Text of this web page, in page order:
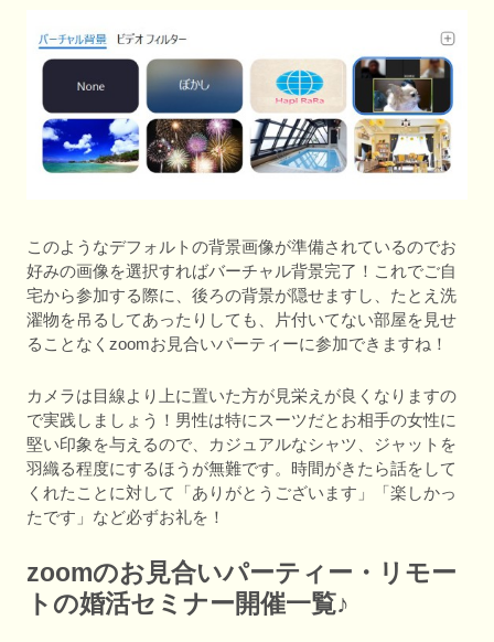
このようなデフォルトの背景画像が準備されているのでお
好みの画像を選択すればバーチャル背景完了！これでご自
宅から参加する際に、後ろの背景が隠せますし、たとえ洗
濯物を吊るしてあったりしても、片付いてない部屋を見せ
ることなくzoomお見合いパーティーに参加できますね！
カメラは目線より上に置いた方が見栄えが良くなりますの
で実践しましょう！男性は特にスーツだとお相手の女性に
堅い印象を与えるので、カジュアルなシャツ、ジャットを
羽織る程度にするほうが無難です。時間がきたら話をして
くれたことに対して「ありがとうございます」「楽しかっ
たです」など必ずお礼を！
zoomのお見合いパーティー・リモー
トの婚活セミナー開催一覧♪